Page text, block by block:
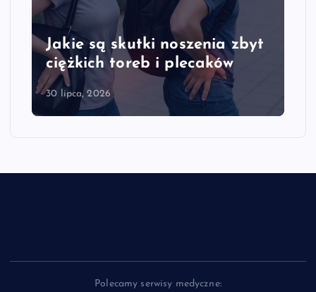
Jakie są skutki noszenia zbyt
ciężkich toreb i plecaków
30 lipca, 2026
Polecamy serwisy medyczne: